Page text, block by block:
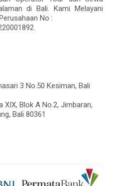
di Bali. Kami Melayani
No :
3 No.50 Kesiman, Bali
XIX, Blok A No.2, Jimbaran,
Bali 80361